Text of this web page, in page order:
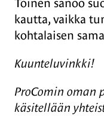
Toinen sanoo
kautta, vaikka
kohtalaisen
Kuunteluvinkki!
ProComin oman
käsitellään